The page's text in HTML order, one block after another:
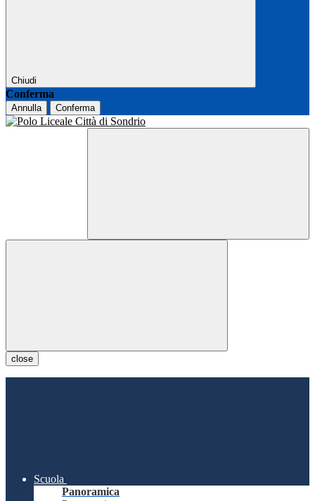
Chiudi
Conferma
Annulla Conferma
close
Scuola
Panoramica